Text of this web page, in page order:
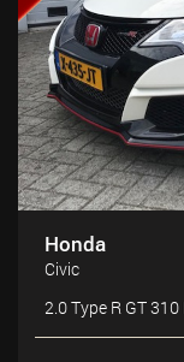
Honda
Civic
2.0 Type R GT